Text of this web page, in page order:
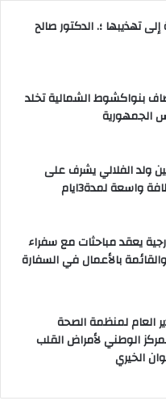
تهذيبها ؛. الدكتور صالح
بنواكشوط الشمالية تخلد
الجمهورية
ولد الفلالي يشرف على
واسعة لمدة3ايام
يعقد مباحثات مع سفراء
والقائمة بالأعمال في السفارة
العام لمنظمة الصحة
الوطني لأمراض القلب
الخيري